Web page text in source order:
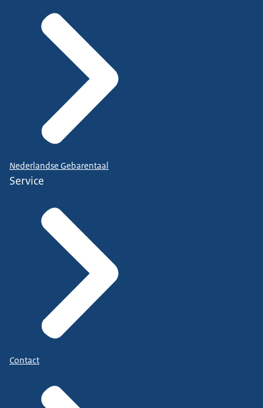
Nederlandse Gebarentaal
Service
Contact